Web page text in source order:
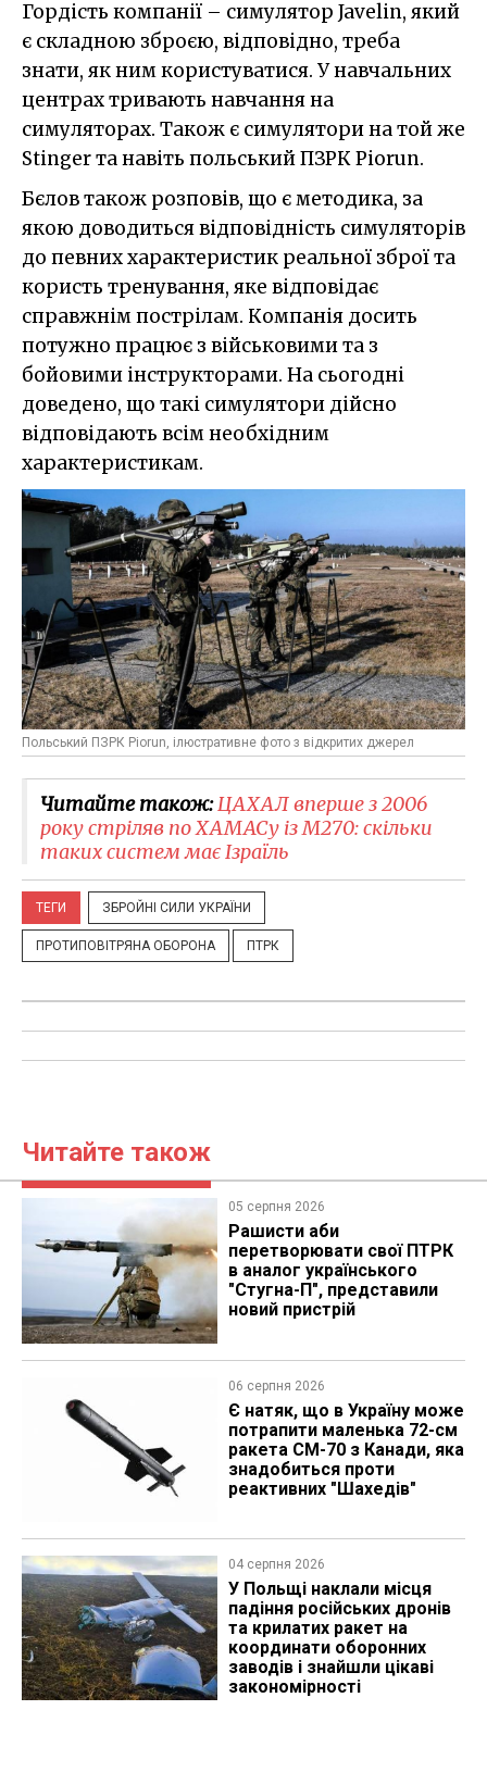
Гордість компанії – симулятор Javelin, який
є складною зброєю, відповідно, треба
знати, як ним користуватися. У навчальних
центрах тривають навчання на
симуляторах. Також є симулятори на той же
Stinger та навіть польський ПЗРК Piorun.
Бєлов також розповів, що є методика, за
якою доводиться відповідність симуляторів
до певних характеристик реальної зброї та
користь тренування, яке відповідає
справжнім пострілам. Компанія досить
потужно працює з військовими та з
бойовими інструкторами. На сьогодні
доведено, що такі симулятори дійсно
відповідають всім необхідним
характеристикам.
Польський ПЗРК Piorun, ілюстративне фото з відкритих джерел
Читайте також:ЦАХАЛ вперше з 2006
року стріляв по ХАМАСу із M270: скільки
таких систем має Ізраїль
ТЕГИ ЗБРОЙНІ СИЛИ УКРАЇНИ
ПРОТИПОВІТРЯНА ОБОРОНА ПТРК
Читайте також
05 серпня 2026
Рашисти аби
перетворювати свої ПТРК
в аналог українського
"Стугна-П", представили
новий пристрій
06 серпня 2026
Є натяк, що в Україну може
потрапити маленька 72-см
ракета CM-70 з Канади, яка
знадобиться проти
реактивних "Шахедів"
04 серпня 2026
У Польщі наклали місця
падіння російських дронів
та крилатих ракет на
координати оборонних
заводів і знайшли цікаві
закономірності